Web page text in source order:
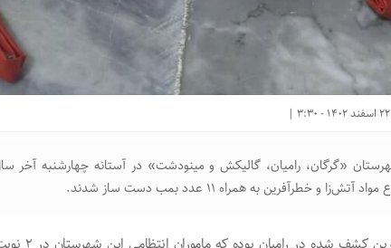
«گرگان، رامیان، گالیکش و مینودشت» در آستانه چهارشنبه آخر